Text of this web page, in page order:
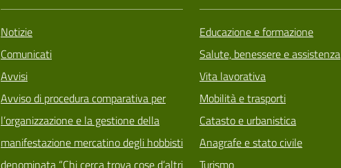
Notizie
Comunicati
Avvisi
Avviso di procedura comparativa per
l’organizzazione e la gestione della
manifestazione mercatino degli hobbisti
Educazione e formazione
Salute, benessere e assistenza
Vita lavorativa
Mobilità e trasporti
Catasto e urbanistica
Anagrafe e stato civile